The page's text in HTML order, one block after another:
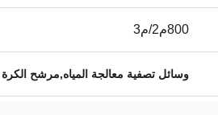
800م2/م3
وسائل تصفية معالجة المياه,مرشح الكرة